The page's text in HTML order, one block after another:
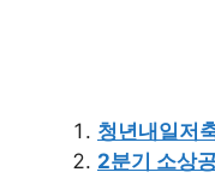
청년내일저
2분기 소상